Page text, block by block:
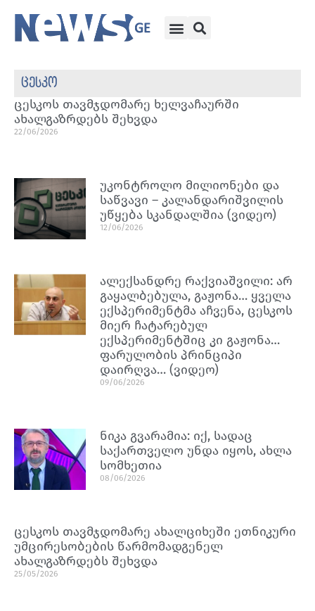
ცესკო
ცესკოს თავმჯდომარე ხელვაჩაურში
ახალგაზრდებს შეხვდა
22/06/2026
უკონტროლო მილიონები და
საწვავი – კალანდარიშვილის
უწყება სკანდალშია (ვიდეო)
12/06/2026
ალექსანდრე რაქვიაშვილი: არ
გაყალბებულა, გაჟონა… ყველა
ექსპერიმენტმა აჩვენა, ცესკოს
მიერ ჩატარებულ
ექსპერიმენტშიც კი გაჟონა…
ფარულობის პრინციპი
დაირღვა… (ვიდეო)
09/06/2026
ნიკა გვარამია: იქ, სადაც
საქართველო უნდა იყოს, ახლა
სომხეთია
08/06/2026
ცესკოს თავმჯდომარე ახალციხეში ეთნიკური
უმცირესობების წარმომადგენელ
ახალგაზრდებს შეხვდა
25/05/2026